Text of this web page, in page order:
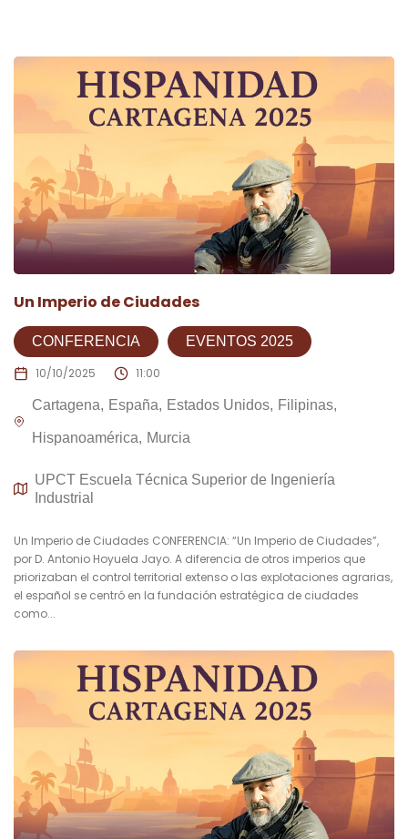
Un Imperio de Ciudades
CONFERENCIA EVENTOS 2025
10/10/2025 11:00
Cartagena España Estados Unidos Filipinas
Hispanoamérica Murcia
UPCT Escuela Técnica Superior de Ingeniería
Industrial
Un Imperio de Ciudades CONFERENCIA: “Un Imperio de Ciudades”,
por D. Antonio Hoyuela Jayo. A diferencia de otros imperios que
priorizaban el control territorial extenso o las explotaciones agrarias,
el español se centró en la fundación estratégica de ciudades
como...